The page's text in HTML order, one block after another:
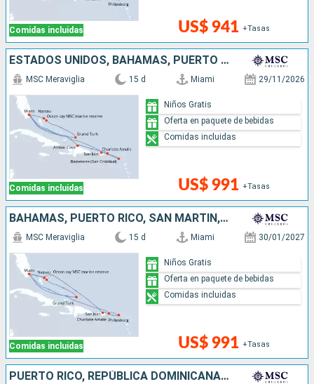
Comidas incluidas US$ 941 +Tasas
ESTADOS UNIDOS, BAHAMAS, PUERTO RICO, REPÚBLICA DOMINICANA
Comidas incluidas
MSC Meraviglia 15 d Miami 29/11/2026
US$ 991 +Tasas
Niños Gratis
Oferta en paquete de bebidas
Comidas incluidas
BAHAMAS, PUERTO RICO, SAN MARTÍN, ESTADOS UNIDOS
Comidas incluidas
MSC Meraviglia 15 d Miami 30/01/2027
US$ 991 +Tasas
Niños Gratis
Oferta en paquete de bebidas
Comidas incluidas
PUERTO RICO, REPÚBLICA DOMINICANA, ESTADOS UNIDOS, BAHAMAS